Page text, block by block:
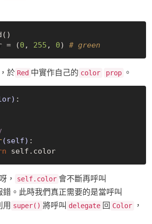
= (0 , 255 , 0) # green
於 Red 中實作自己的 color prop 。
:
(self) :
self.color
， self.color 會不斷再呼叫
錯。此時我們真正需要的是當呼叫
用 super() 將呼叫 delegate 回 Color
，